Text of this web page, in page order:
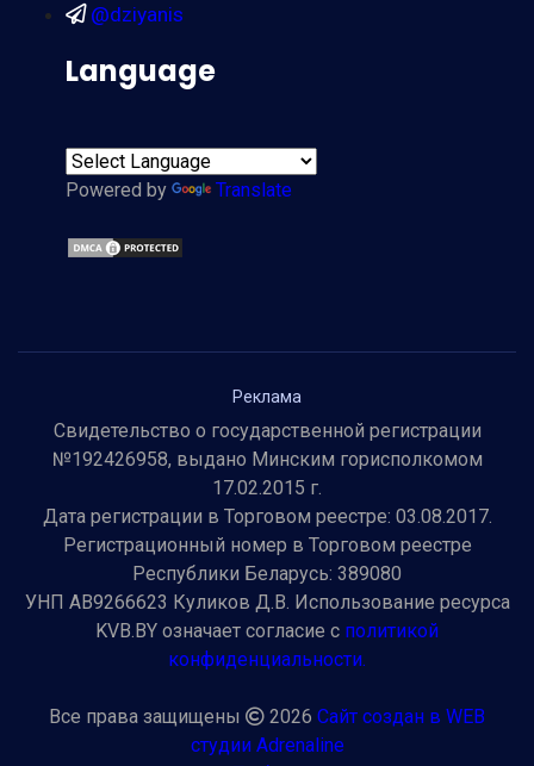
@dziyanis
Language
Powered by Translate
Реклама
Свидетельство о государственной регистрации
№192426958, выдано Минским горисполкомом
17.02.2015 г.
Дата регистрации в Торговом реестре: 03.08.2017.
Регистрационный номер в Торговом реестре
Республики Беларусь: 389080
УНП AB9266623 Куликов Д.В. Использование ресурса
KVB.BY означает согласие с политикой
конфиденциальности.
Все права защищены 2026 Сайт создан в WEB
студии Adrenaline